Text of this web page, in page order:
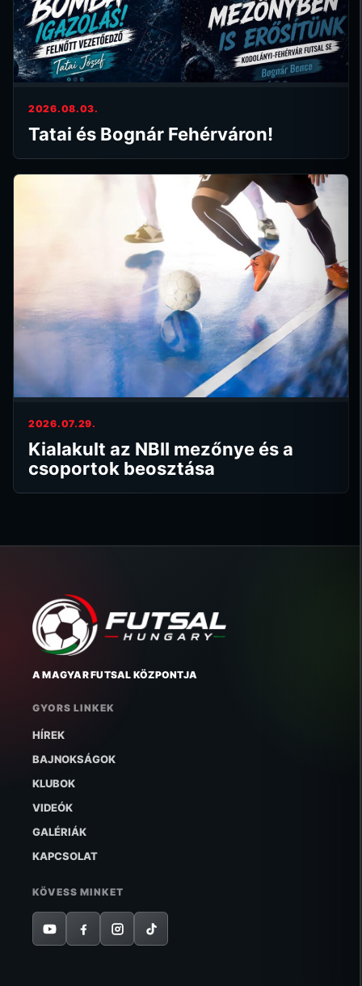
2026.08.03.
Tatai és Bognár Fehérváron!
2026.07.29.
Kialakult az NBII mezőnye és a
csoportok beosztása
A MAGYAR FUTSAL KÖZPONTJA
GYORS LINKEK
HÍREK
BAJNOKSÁGOK
KLUBOK
VIDEÓK
GALÉRIÁK
KAPCSOLAT
KÖVESS MINKET